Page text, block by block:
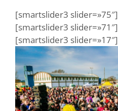
[smartslider3 slider=»75″]
[smartslider3 slider=»71″]
[smartslider3 slider=»17″]